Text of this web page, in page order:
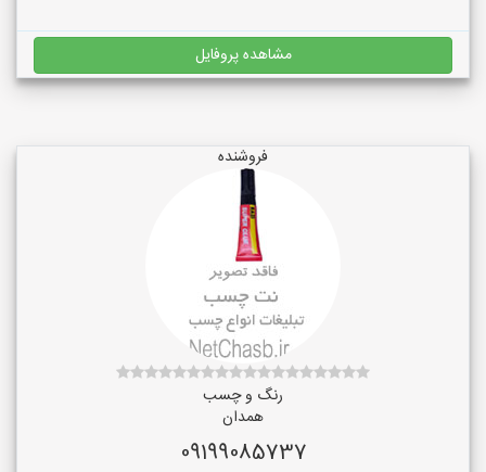
مشاهده پروفایل
فروشنده
رنگ و چسب
همدان
09199085737